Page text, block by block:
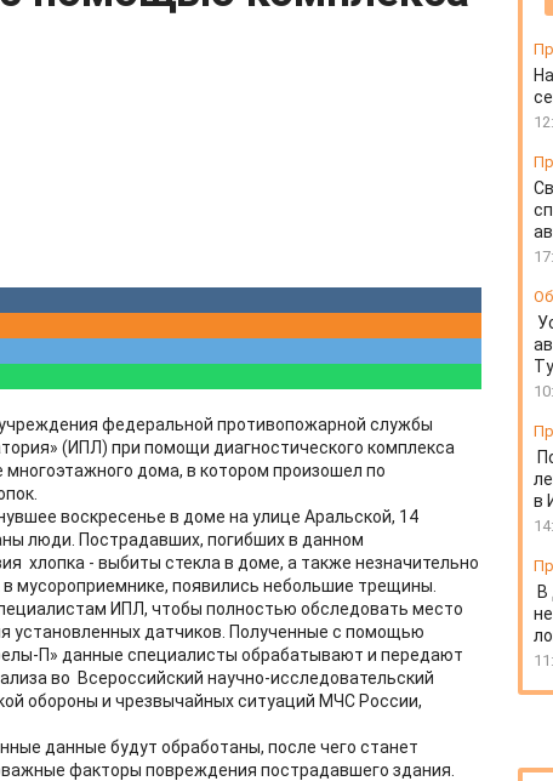
федеральной противопожарной службы
(ИПЛ) при помощи диагностического комплекса
дома, в котором произошел по
воскресенье в доме на улице Аральской, 14
люди. Пострадавших, погибших в данном
хлопка - выбиты стекла в доме, а также незначительно
мусороприемнике, появились небольшие трещины.
ИПЛ, чтобы полностью обследовать место
установленных датчиков. Полученные с помощью
П» данные специалисты обрабатывают и передают
во Всероссийский научно-исследовательский
обороны и чрезвычайных ситуаций МЧС России,
данные будут обработаны, после чего станет
факторы повреждения пострадавшего здания.
в
В